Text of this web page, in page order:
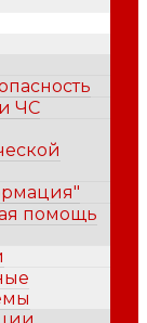
ЧС
помощь